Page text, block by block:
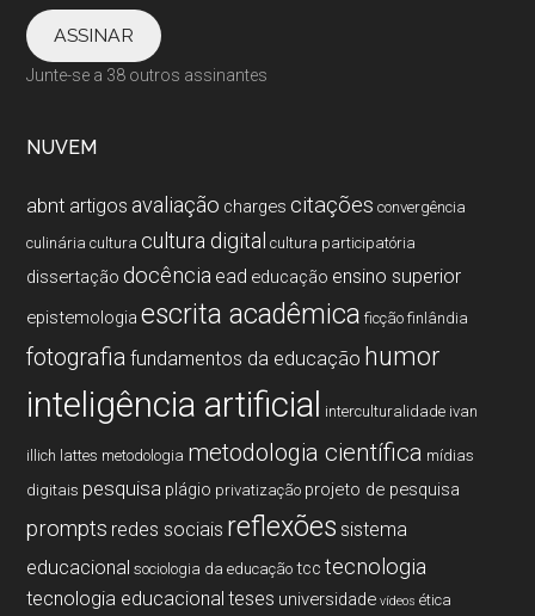
mail
ASSINAR
Junte-se a 38 outros assinantes
NUVEM
abnt artigos avaliação charges citações convergência
culinária cultura cultura digital cultura participatória
dissertação docência ead educação ensino superior
epistemologia escrita acadêmica ficção finlândia
fotografia fundamentos da educação humor
inteligência artificial interculturalidade ivan
illich lattes metodologia metodologia cientí­fica mí­dias
digitais pesquisa plágio privatização projeto de pesquisa
prompts redes sociais reflexões sistema
educacional sociologia da educação tcc tecnologia
tecnologia educacional teses universidade vídeos ética